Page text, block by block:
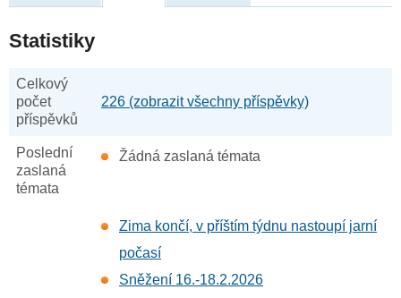
Statistiky
Celkový
počet
příspěvků
226 (zobrazit všechny příspěvky)
Poslední
zaslaná
témata
Žádná zaslaná témata
Zima končí, v příštím týdnu nastoupí jarní
počasí
Sněžení 16.-18.2.2026